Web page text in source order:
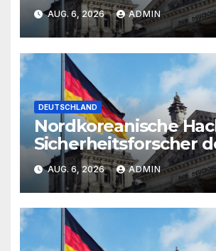
AUG. 6, 2026 ADMIN
DEUTSCHLAND
Nordkoreanische
Sicherheitsforscher
weltweite Angriffe
AUG. 6, 2026 ADMIN